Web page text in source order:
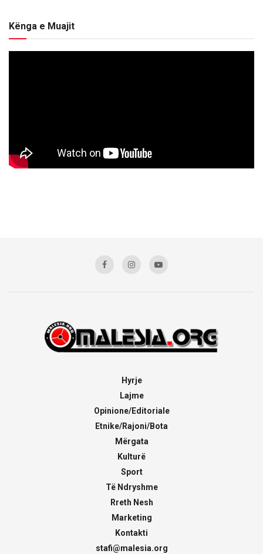
Kënga e Muajit
Hyrje
Lajme
Opinione/Editoriale
Etnike/Rajoni/Bota
Mërgata
Kulturë
Sport
Të Ndryshme
Rreth Nesh
Marketing
Kontakti
stafi@malesia.org